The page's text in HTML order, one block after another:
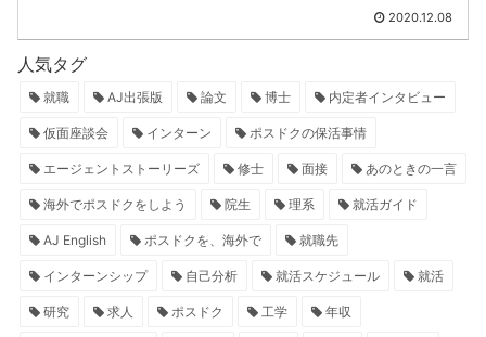
2020.12.08
人気タグ
就職 AJ出張版 論文 博士 内定者インタビュー
仮面座談会 インターン ポスドクの保活事情
エージェントストーリーズ 修士 面接 あのときの一言
海外でポスドクをしよう 院生 理系 就活ガイド
AJ English ポスドクを、海外で 就職先
インターンシップ 自己分析 就活スケジュール 就活
研究 求人 ポスドク 工学 年収